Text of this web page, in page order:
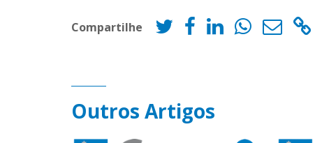
Compartilhe
Outros Artigos